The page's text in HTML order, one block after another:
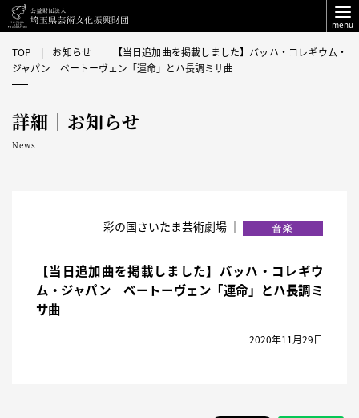
menu
TOP お知らせ
【当日追加曲を掲載しました】バッハ・コレギウム・
ジャパン ベートーヴェン「運命」とハ長調ミサ曲
詳細｜お知らせ
News
彩の国さいたま芸術劇場 ｜
【当日追加曲を掲載しました】バッハ・コレギウ
ム・ジャパン ベートーヴェン「運命」とハ長調ミ
サ曲
2020年11月29日